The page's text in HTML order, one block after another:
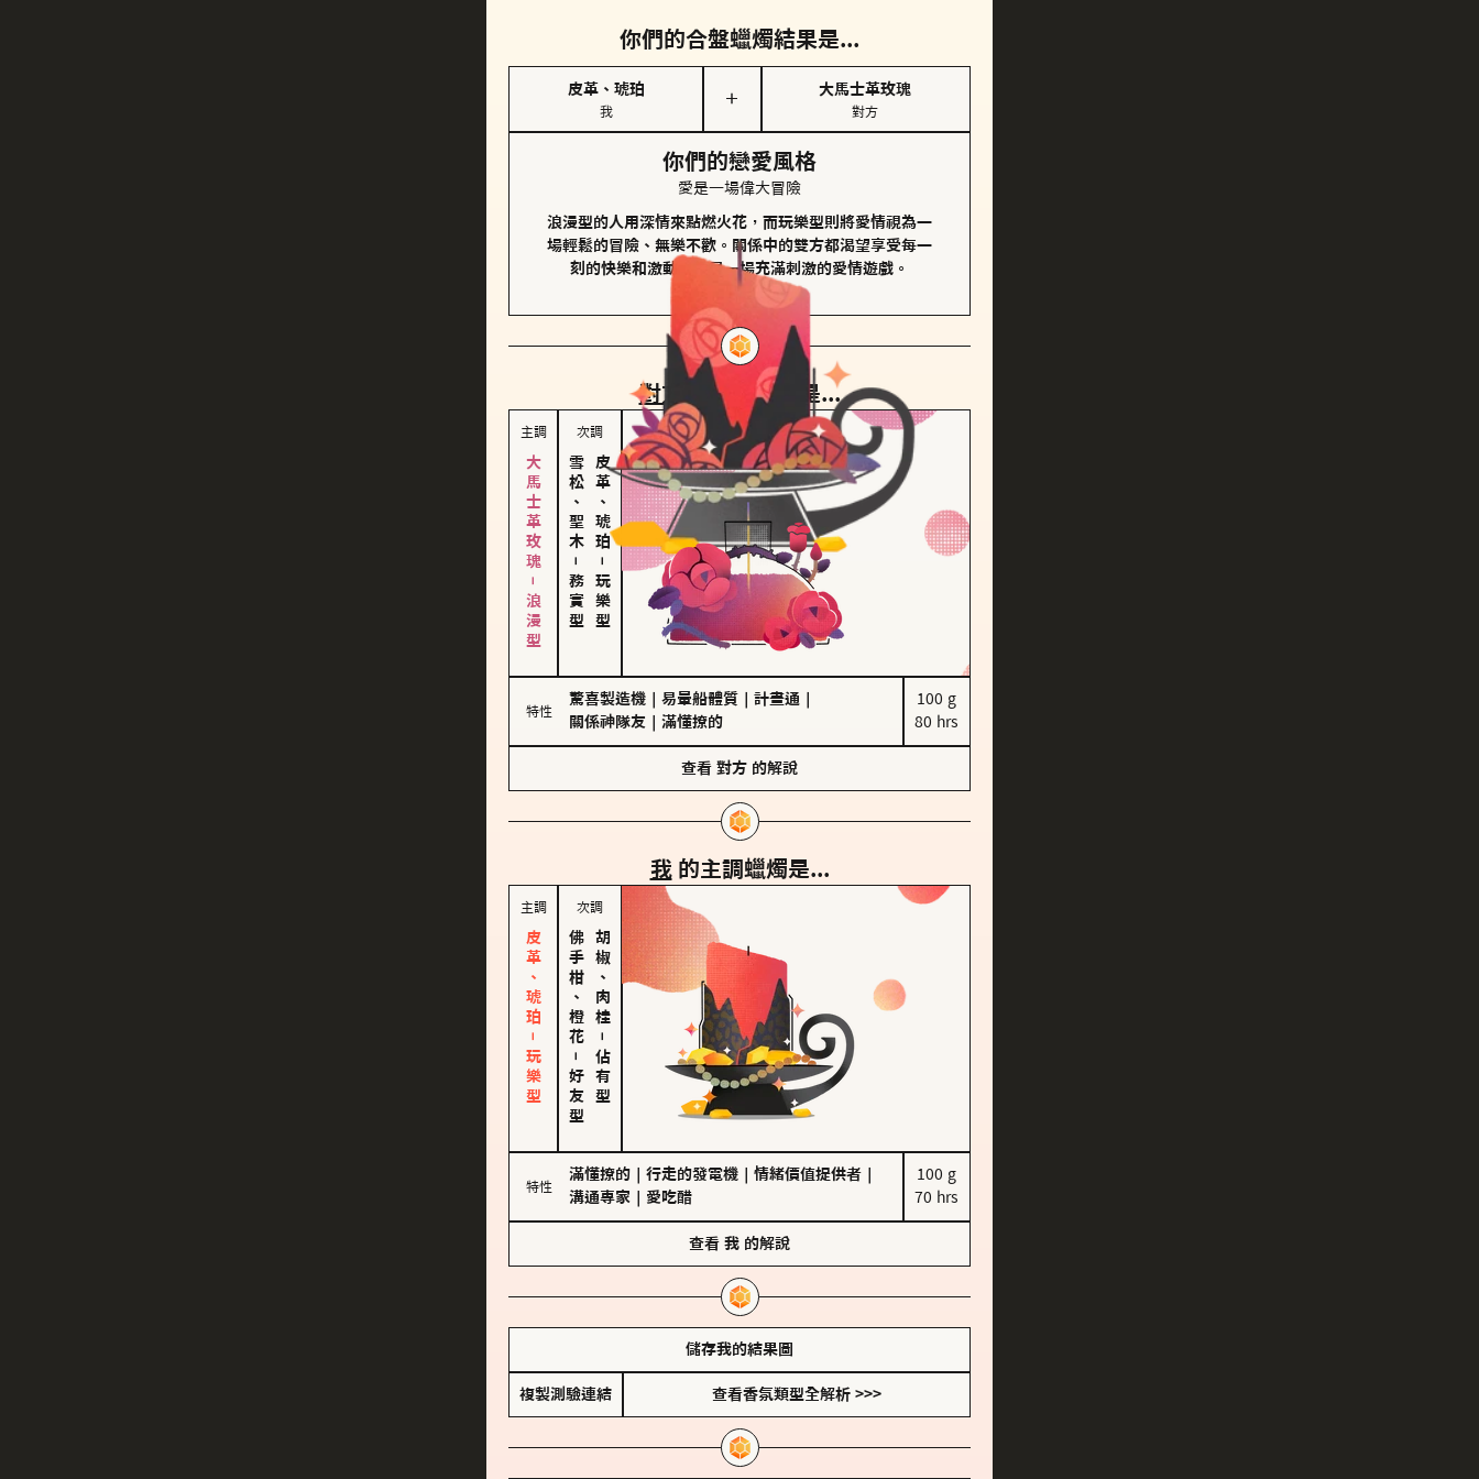
你們的合盤蠟燭結果是...
皮革、琥珀
我
＋
大馬士革玫瑰
對方
你們的戀愛風格
愛是一場偉大冒險
浪漫型的人用深情來點燃火花，而玩樂型則將愛情視為一
場輕鬆的冒險、無樂不歡。關係中的雙方都渴望享受每一
刻的快樂和激動，像是一場充滿刺激的愛情遊戲。
對方 的主調蠟燭是...
主調
大馬士革玫瑰－浪漫型
次調
雪松、聖木
－
務實型
皮革、琥珀
－
玩樂型
特性
驚喜製造機 易暈船體質 計畫通
關係神隊友
滿懂撩的
100 g
80 hrs
查看 對方 的解說
我 的主調蠟燭是...
主調
皮革、琥珀－玩樂型
次調
佛手柑、橙花
－
好友型
胡椒、肉桂
－
佔有型
特性
滿懂撩的 行走的發電機 情緒價值提供者
溝通專家
愛吃醋
100 g
70 hrs
查看 我 的解說
儲存我的結果圖
複製測驗連結 查看香氛類型全解析 >>>